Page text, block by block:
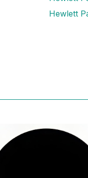
Hewlett